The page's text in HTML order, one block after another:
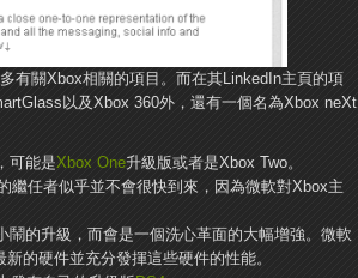
有關Xbox相關的項目。而在其LinkedIn主頁的項
以及Xbox 360外，還有一個名為Xbox neXt
可能是Xbox One升級版或者是Xbox Two。
繼任者似乎並不會很快到來，因為微軟對Xbox主
的升級，而會是一個洗心革面的大幅增強。微軟
的硬件並充分發揮這些硬件的性能。